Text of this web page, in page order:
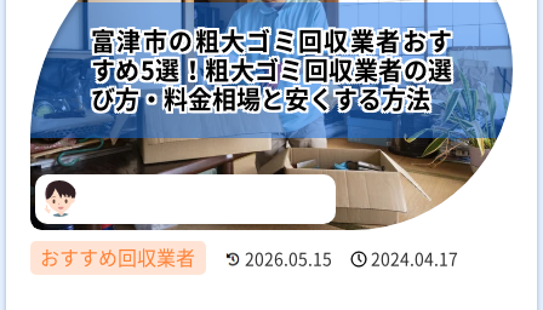
富津市の粗大ゴミ回収業者おす
すめ5選！粗大ゴミ回収業者の選
び方・料金相場と安くする方法
おすすめ回収業者 2026.05.15 2024.04.17